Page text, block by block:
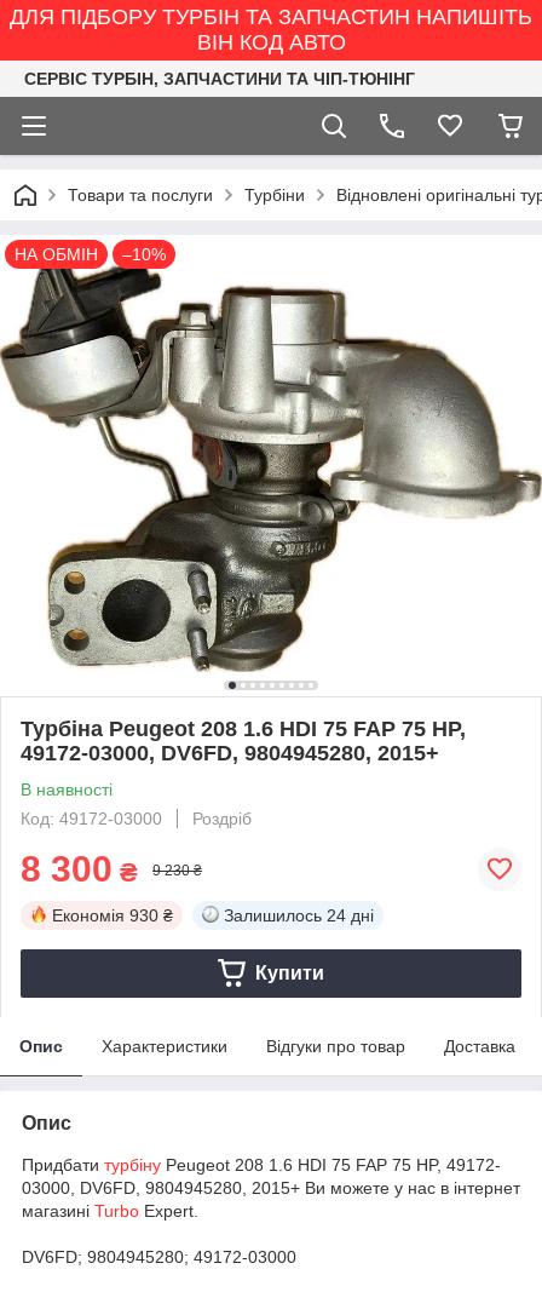
ДЛЯ ПІДБОРУ ТУРБІН ТА ЗАПЧАСТИН НАПИШІТЬ
ВІН КОД АВТО
СЕРВІС ТУРБІН, ЗАПЧАСТИНИ ТА ЧІП-ТЮНІНГ
Товари та послуги Турбіни Відновлені оригінальні
НА ОБМІН –10%
Турбіна Peugeot 208 1.6 HDI 75 FAP 75 HP,
49172-03000, DV6FD, 9804945280, 2015+
В наявності
Код: 49172-03000
Роздріб
8 300 ₴ 9 230 ₴
Економія 930 ₴ Залишилось 24 дні
Купити
Опис Характеристики Відгуки про товар Доставка
Опис
Придбати турбіну Peugeot 208 1.6 HDI 75 FAP 75 HP, 49172-
03000, DV6FD, 9804945280, 2015+ Ви можете у нас в інтернет
магазині Turbo Expert.
DV6FD; 9804945280; 49172-03000